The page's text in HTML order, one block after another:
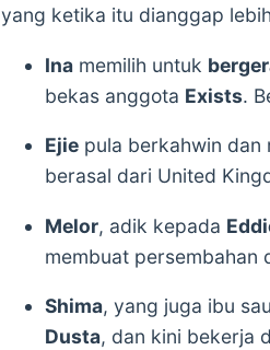
yang ketika itu dianggap
Ina memilih untuk
bekas anggota Exists.
Ejie pula berkahwin dan
berasal dari United
Melor, adik kepada
membuat persembahan
Shima, yang juga ibu
Dusta, dan kini bekerja